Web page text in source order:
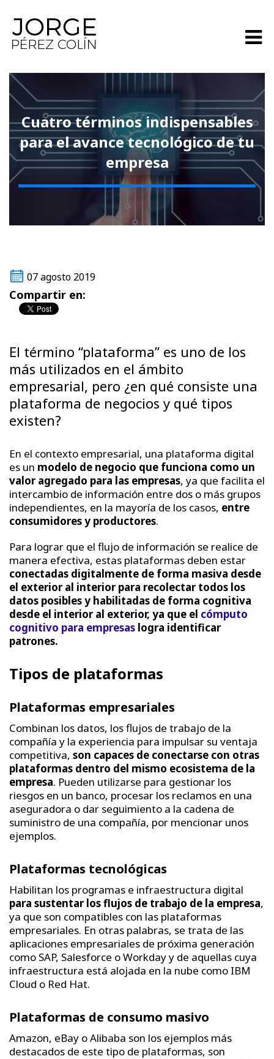
Cuatro términos indispensables
para el avance tecnológico de tu
empresa
07 agosto 2019
Compartir en:
El término “plataforma” es uno de los
más utilizados en el ámbito
empresarial, pero ¿en qué consiste una
plataforma de negocios y qué tipos
existen?
En el contexto empresarial, una plataforma digital
es un modelo de negocio que funciona como un
valor agregado para las empresas, ya que facilita el
intercambio de información entre dos o más grupos
independientes, en la mayoría de los casos, entre
consumidores y productores.
Para lograr que el flujo de información se realice de
manera efectiva, estas plataformas deben estar
conectadas digitalmente de forma masiva desde
el exterior al interior para recolectar todos los
datos posibles y habilitadas de forma cognitiva
desde el interior al exterior, ya que el cómputo
cognitivo para empresas logra identificar
patrones.
Tipos de plataformas
Plataformas empresariales
Combinan los datos, los flujos de trabajo de la
compañía y la experiencia para impulsar su ventaja
competitiva, son capaces de conectarse con otras
plataformas dentro del mismo ecosistema de la
empresa. Pueden utilizarse para gestionar los
riesgos en un banco, procesar los reclamos en una
aseguradora o dar seguimiento a la cadena de
suministro de una compañía, por mencionar unos
ejemplos.
Plataformas tecnológicas
Habilitan los programas e infraestructura digital
para sustentar los flujos de trabajo de la empresa,
ya que son compatibles con las plataformas
empresariales. En otras palabras, se trata de las
aplicaciones empresariales de próxima generación
como SAP, Salesforce o Workday y de aquellas cuya
infraestructura está alojada en la nube como IBM
Cloud o Red Hat.
Plataformas de consumo masivo
Amazon, eBay o Alibaba son los ejemplos más
destacados de este tipo de plataformas, son